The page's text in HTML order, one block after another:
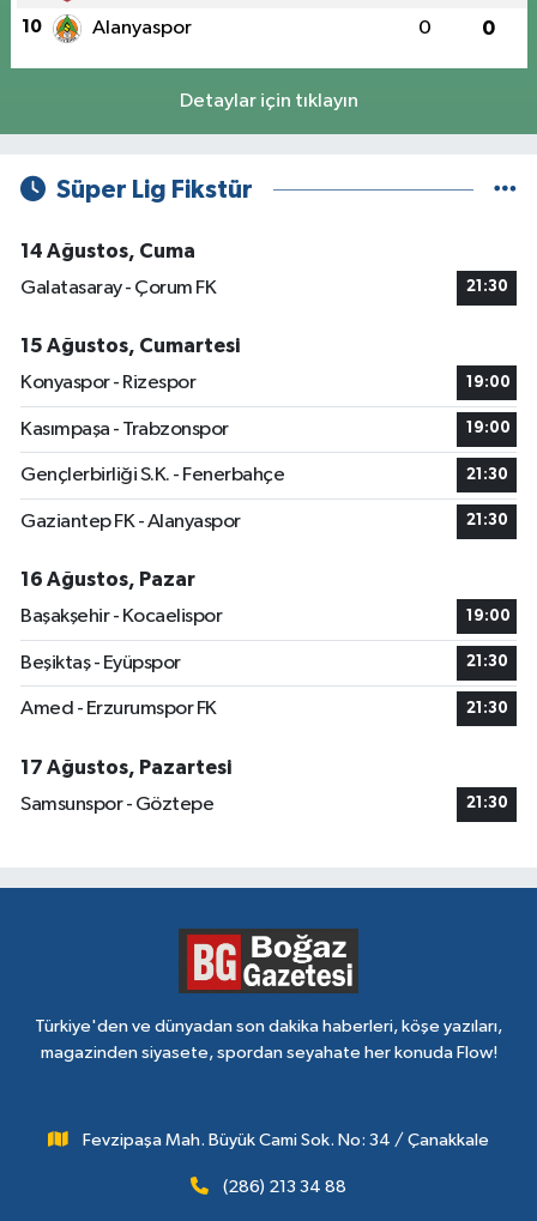
10 Alanyaspor 0 0
Detaylar için tıklayın
Süper Lig Fikstür
14 Ağustos, Cuma
Galatasaray - Çorum FK
21:30
15 Ağustos, Cumartesi
Konyaspor - Rizespor
19:00
Kasımpaşa - Trabzonspor 19:00
Gençlerbirliği S.K. - Fenerbahçe 21:30
Gaziantep FK - Alanyaspor 21:30
16 Ağustos, Pazar
Başakşehir - Kocaelispor
19:00
Beşiktaş - Eyüpspor 21:30
Amed - Erzurumspor FK 21:30
17 Ağustos, Pazartesi
Samsunspor - Göztepe
21:30
Türkiye'den ve dünyadan son dakika haberleri, köşe yazıları,
magazinden siyasete, spordan seyahate her konuda Flow!
Fevzipaşa Mah. Büyük Cami Sok. No: 34 / Çanakkale
(286) 213 34 88